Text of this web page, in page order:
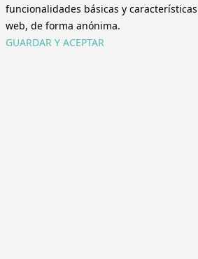
funcionalidades básicas y
web, de forma anónima.
GUARDAR Y ACEPTAR